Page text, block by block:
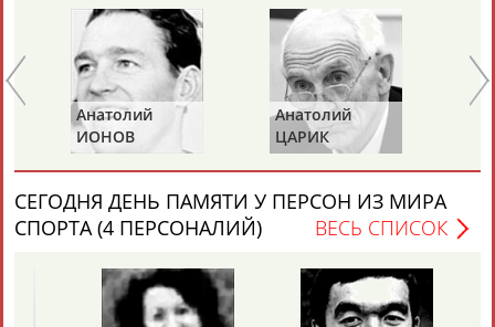
Рамазан
АБДУЛАЕВ
Тагир
АБДУЛАЕВ
Камиль
АБДУЛАЗИЗОВ
Загалав
АБДУЛБЕКОВ
АБДУЛДАУДОВАБДУЛЖАЛИЛОВАБДУЛКАГИРОВАБДУЛЛАЕВ
ЕЩЁ ПЕРСОНЫ
Анатолий
ИОНОВ
Анатолий
ЦАРИК
СЕГОДНЯ ДЕНЬ ПАМЯТИ У ПЕРСОН ИЗ МИРА
СПОРТА (4 ПЕРСОНАЛИЙ)
ВЕСЬ СПИСОК